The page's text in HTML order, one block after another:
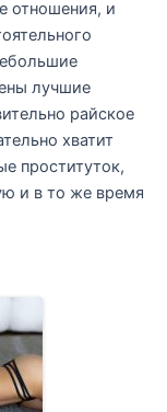
отношения, и
лучшие
райское
хватит
проституток,
и в то же время